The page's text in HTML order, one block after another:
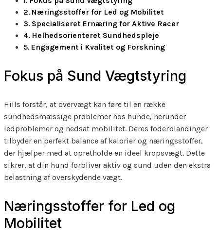
Næringsstoffer for Led og Mobilitet
Specialiseret Ernæring for Aktive Racer
Helhedsorienteret Sundhedspleje
Engagement i Kvalitet og Forskning
Fokus på Sund Vægtstyring
Hills forstår, at overvægt kan føre til en række
sundhedsmæssige problemer hos hunde, herunder
ledproblemer og nedsat mobilitet. Deres foderblandinger
tilbyder en perfekt balance af kalorier og næringsstoffer,
der hjælper med at opretholde en ideel kropsvægt. Dette
sikrer, at din hund forbliver aktiv og sund uden den ekstra
belastning af overskydende vægt.
Næringsstoffer for Led og
Mobilitet